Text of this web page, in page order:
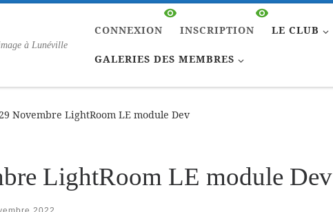
à Lunéville
CONNEXION INSCRIPTION LE CLUB
GALERIES DES MEMBRES
Novembre LightRoom LE module Dev
LightRoom LE module Dev